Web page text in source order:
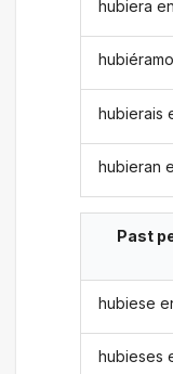
hubiera
hubierais
hubieran
Past
hubiese
hubieses